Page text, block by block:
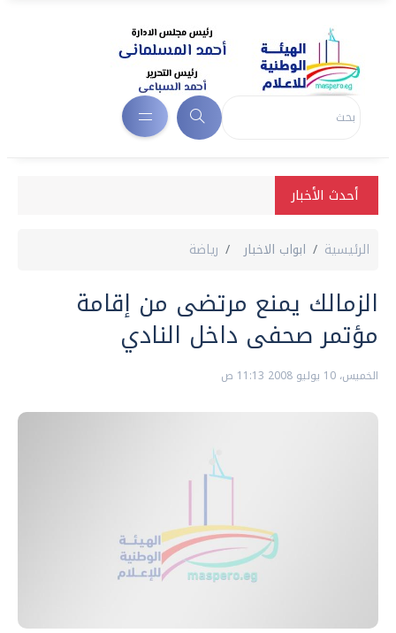
أحدث الأخبار
الرئيسية ابواب الاخبار رياضة
الزمالك يمنع مرتضى من إقامة
مؤتمر صحفى داخل النادي
الخميس، 10 يوليو 2008 11:13 ص